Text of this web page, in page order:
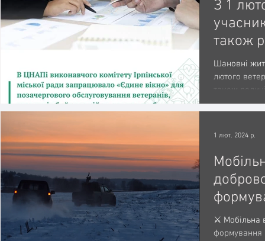
З 1
також
Героїв
ЦНАПі
Шановні
лютого
також
⚔️ Мобільна
формування
1 лют. 2024 р.